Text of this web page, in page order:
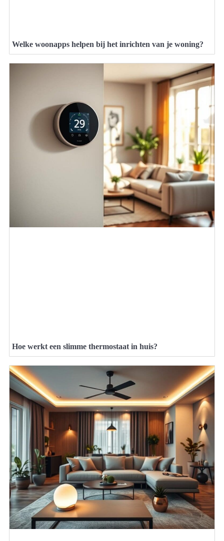
Welke woonapps helpen bij het inrichten van je woning?
Hoe werkt een slimme thermostaat in huis?